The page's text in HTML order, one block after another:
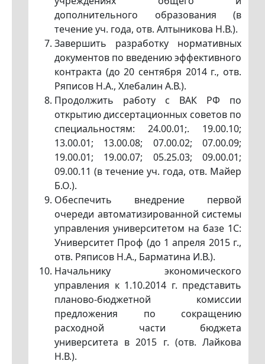
дополнительного образования (в
течение уч. года, отв. Алтыникова Н.В.).
Завершить разработку нормативных
документов по введению эффективного
контракта (до 20 сентября 2014 г., отв.
Ряписов Н.А., Хлебалин А.В.).
Продолжить работу с ВАК РФ по
открытию диссертационных советов по
специальностям: 24.00.01;. 19.00.10;
13.00.01; 13.00.08; 07.00.02; 07.00.09;
19.00.01; 19.00.07; 05.25.03; 09.00.01;
09.00.11 (в течение уч. года, отв. Майер
Б.О.).
Обеспечить внедрение первой
очереди автоматизированной системы
управления университетом на базе 1C:
Университет Проф (до 1 апреля 2015 г.,
отв. Ряписов Н.А., Барматина И.В.).
Начальнику экономического
управления к 1.10.2014 г. представить
планово-бюджетной комиссии
предложения по сокращению
расходной части бюджета
университета в 2015 г. (отв. Лайкова
Н.В.).